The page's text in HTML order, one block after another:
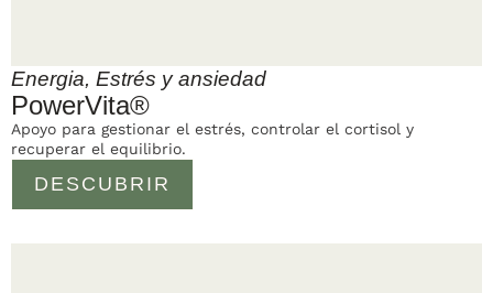
Energia, Estrés y ansiedad
PowerVita®
DESCUBRIR
Apoyo para gestionar el estrés, controlar el cortisol y
recuperar el equilibrio.